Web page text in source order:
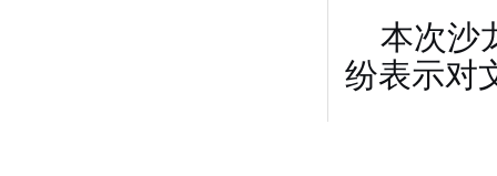
本次沙
纷表示对